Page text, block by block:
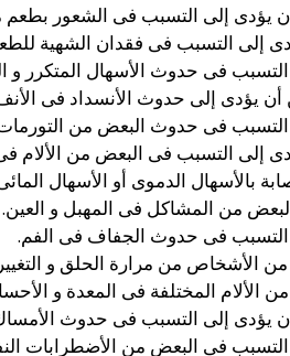
يؤدى إلى التسبب فى الشعور بطعم
إلى التسبب فى فقدان الشهية
فى حدوث الأسهال المتكرر و
يؤدى إلى حدوث الأنسداد فى
التسبب فى حدوث البعض من
إلى التسبب فى البعض من الألام
بالأسهال الدموى أو الأسهال
من المشاكل فى المهبل و العين.
التسبب فى حدوث الجفاف فى الفم.
من الأشخاص من مرارة الحلق و
الألام المختلفة فى المعدة و
يؤدى إلى التسبب فى حدوث الأمساك
فى البعض من الأضطرابات